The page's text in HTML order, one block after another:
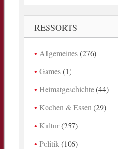
RESSORTS
Allgemeines(276)
Games(1)
Heimatgeschichte(44)
Kochen & Essen (29)
Kultur(257)
Politik (106)